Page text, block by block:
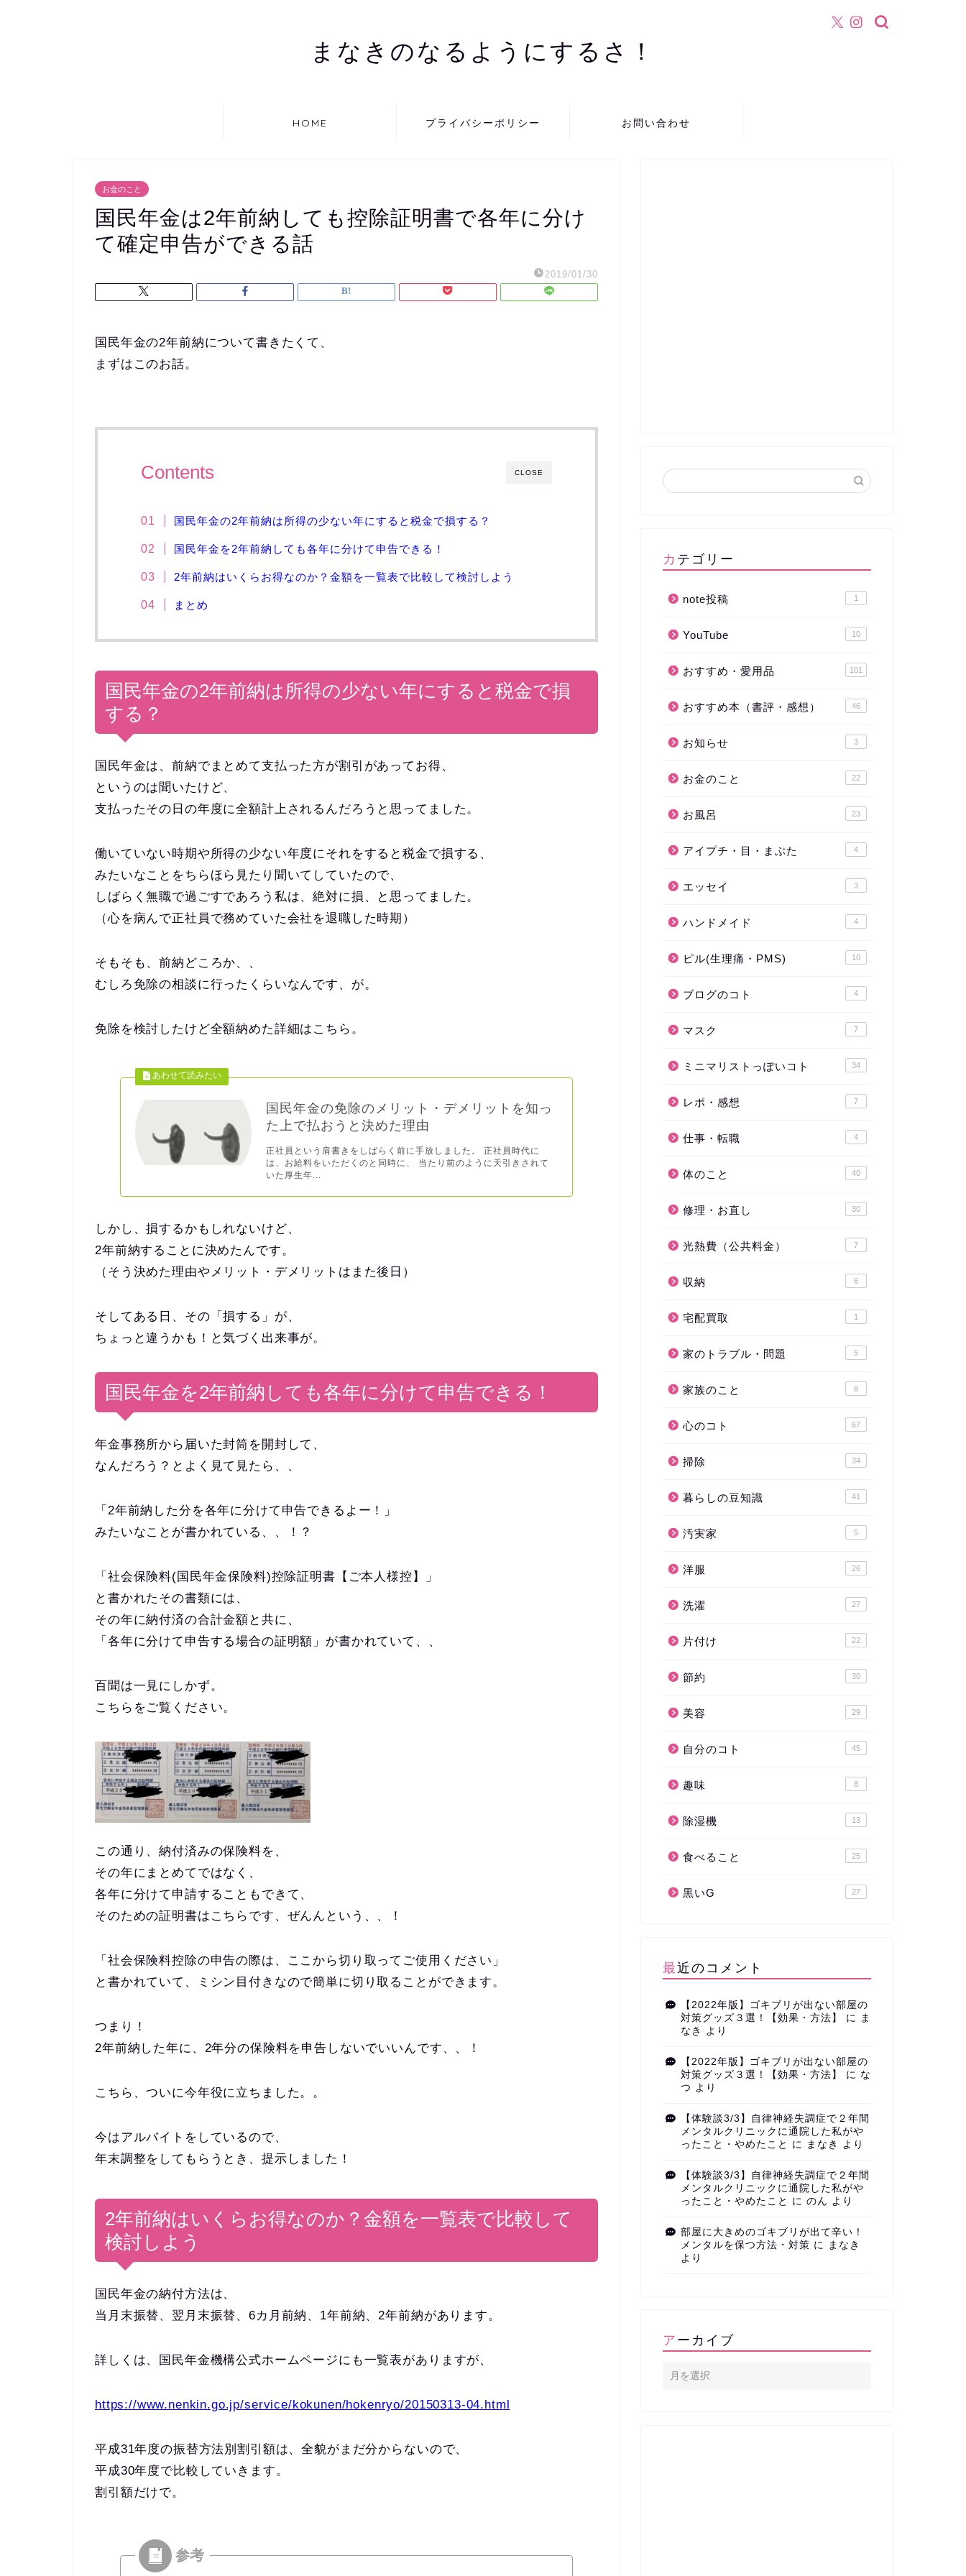
まなきのなるようにするさ！
HOME プライバシーポリシー お問い合わせ
お金のこと
国民年金は2年前納しても控除証明書で各年に分け
て確定申告ができる話
2019/01/30
国民年金の2年前納について書きたくて、
まずはこのお話。
CLOSE
Contents
国民年金の2年前納は所得の少ない年にすると税金で損する？
国民年金を2年前納しても各年に分けて申告できる！
2年前納はいくらお得なのか？金額を一覧表で比較して検討しよう
まとめ
国民年金の2年前納は所得の少ない年にすると税金で損
する？
国民年金は、前納でまとめて支払った方が割引があってお得、
というのは聞いたけど、
支払ったその日の年度に全額計上されるんだろうと思ってました。
働いていない時期や所得の少ない年度にそれをすると税金で損する、
みたいなことをちらほら見たり聞いてしていたので、
しばらく無職で過ごすであろう私は、絶対に損、と思ってました。
（心を病んで正社員で務めていた会社を退職した時期）
そもそも、前納どころか、、
むしろ免除の相談に行ったくらいなんです、が。
免除を検討したけど全額納めた詳細はこちら。
国民年金の免除のメリット・デメリットを知っ
た上で払おうと決めた理由
正社員という肩書きをしばらく前に手放しました。 正社員時代に
は、お給料をいただくのと同時に、 当たり前のように天引きされて
いた厚生年...
しかし、損するかもしれないけど、
2年前納することに決めたんです。
（そう決めた理由やメリット・デメリットはまた後日）
そしてある日、その「損する」が、
ちょっと違うかも！と気づく出来事が。
国民年金を2年前納しても各年に分けて申告できる！
年金事務所から届いた封筒を開封して、
なんだろう？とよく見て見たら、、
「2年前納した分を各年に分けて申告できるよー！」
みたいなことが書かれている、、！？
「社会保険料(国民年金保険料)控除証明書【ご本人様控】」
と書かれたその書類には、
その年に納付済の合計金額と共に、
「各年に分けて申告する場合の証明額」が書かれていて、、
百聞は一見にしかず。
こちらをご覧ください。
この通り、納付済みの保険料を、
その年にまとめてではなく、
各年に分けて申請することもできて、
そのための証明書はこちらです、ぜんんという、、！
「社会保険料控除の申告の際は、ここから切り取ってご使用ください」
と書かれていて、ミシン目付きなので簡単に切り取ることができます。
つまり！
2年前納した年に、2年分の保険料を申告しないでいいんです、、！
こちら、ついに今年役に立ちました。。
今はアルバイトをしているので、
年末調整をしてもらうとき、提示しました！
2年前納はいくらお得なのか？金額を一覧表で比較して
検討しよう
国民年金の納付方法は、
当月末振替、翌月末振替、6カ月前納、1年前納、2年前納があります。
詳しくは、国民年金機構公式ホームページにも一覧表がありますが、
https://www.nenkin.go.jp/service/kokunen/hokenryo/20150313-04.html
平成31年度の振替方法別割引額は、全貌がまだ分からないので、
平成30年度で比較していきます。
割引額だけで。
カテゴリー
note投稿 1
YouTube 10
おすすめ・愛用品 101
おすすめ本（書評・感想） 46
お知らせ 3
お金のこと 22
お風呂 23
アイプチ・目・まぶた 4
エッセイ 3
ハンドメイド 4
ピル(生理痛・PMS) 10
ブログのコト 4
マスク 7
ミニマリストっぽいコト 34
レポ・感想 7
仕事・転職 4
体のこと 40
修理・お直し 30
光熱費（公共料金） 7
収納 6
宅配買取 1
家のトラブル・問題 5
家族のこと 8
心のコト 67
掃除 34
暮らしの豆知識 41
汚実家 5
洋服 26
洗濯 27
片付け 22
節約 30
美容 29
自分のコト 45
趣味 8
除湿機 13
食べること 25
黒いG 27
最近のコメント
【2022年版】ゴキブリが出ない部屋の
対策グッズ３選！【効果・方法】
に ま
なき
より
【2022年版】ゴキブリが出ない部屋の
対策グッズ３選！【効果・方法】
に な
つ より
【体験談3/3】自律神経失調症で２年間
メンタルクリニックに通院した私がや
ったこと・やめたこと
に まなき より
【体験談3/3】自律神経失調症で２年間
メンタルクリニックに通院した私がや
ったこと・やめたこと
に のん より
部屋に大きめのゴキブリが出て辛い！
メンタルを保つ方法・対策 に まなき
より
アーカイブ